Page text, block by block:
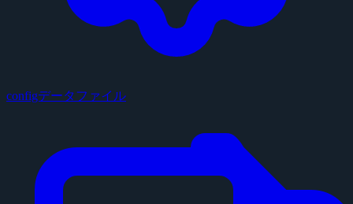
configデータファイル